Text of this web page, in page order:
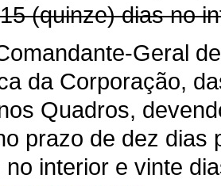
(quinze) dias no
Geral
da Corporação,
Quadros,
prazo de dez dias
no interior e vinte